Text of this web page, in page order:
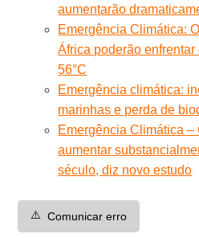
aumentarão
Emergência Climática:
África poderão
56°C
Emergência climática:
marinhas e perda de
Emergência Climática
aumentar
século, diz novo estudo
⚠️ Comunicar erro